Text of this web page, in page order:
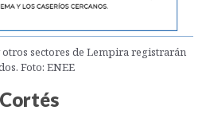
otros sectores de Lempira registrarán
Foto: ENEE